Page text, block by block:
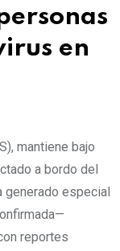
en
mantiene bajo
a bordo del
generado especial
reportes